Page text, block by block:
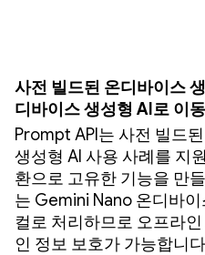
사전 빌드된 온디바이스
디바이스 생성형 AI로 이동
Prompt API는 사전 빌드
생성형 AI 사용 사례를 지
환으로 고유한 기능을 만
는 Gemini Nano 온디바
컬로 처리하므로 오프라
인 정보 보호가 가능합니